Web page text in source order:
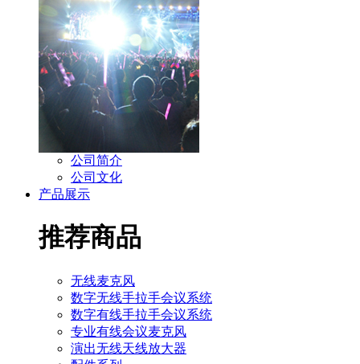
公司简介
公司文化
产品展示
推荐商品
无线麦克风
数字无线手拉手会议系统
数字有线手拉手会议系统
专业有线会议麦克风
演出无线天线放大器